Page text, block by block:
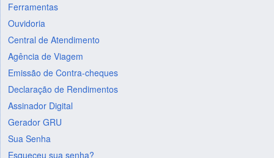
Ferramentas
Ouvidoria
Central de Atendimento
Agência de Viagem
Emissão de Contra-cheques
Declaração de Rendimentos
Assinador Digital
Gerador GRU
Sua Senha
Esqueceu sua senha?